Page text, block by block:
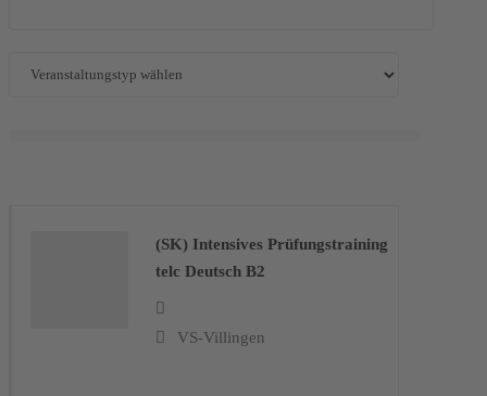
(SK) Intensives Prüfungstraining
telc Deutsch B2
VS-Villingen